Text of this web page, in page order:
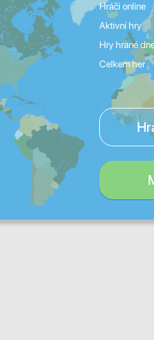
Hráči online
Aktivní hry
Hry hrané
Celkem her